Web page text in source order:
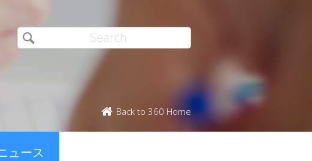
Back to 360 Home
ュース